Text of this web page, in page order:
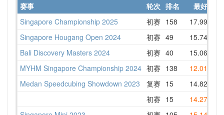
赛事 轮次 排名 最好
Singapore Championship 2025
初赛 158 17.99
Singapore Hougang Open 2024
初赛 49 15.74
Bali Discovery Masters 2024
初赛 40 15.06
MYHM Singapore Championship 2024 初赛 138 12.01
Medan Speedcubing Showdown 2023
复赛 15 14.82
初赛 15 14.27